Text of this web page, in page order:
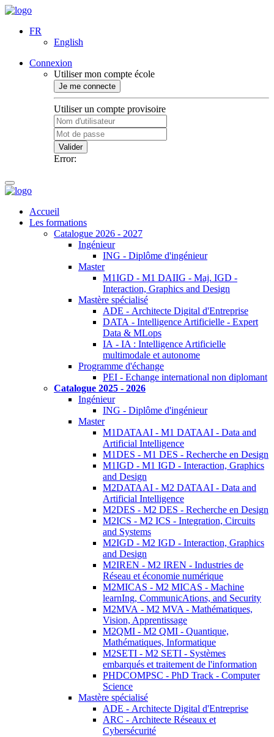
FR
English
Connexion
Utiliser mon compte école
Je me connecte
Utiliser un compte provisoire
Valider
Error:
Accueil
Les formations
Catalogue 2026 - 2027
Ingénieur
ING - Diplôme d'ingénieur
Master
M1IGD - M1 DAIIG - Maj. IGD -
Interaction, Graphics and Design
Mastère spécialisé
ADE - Architecte Digital d'Entreprise
DATA - Intelligence Artificielle - Expert
Data & MLops
IA - IA : Intelligence Artificielle
multimodale et autonome
Programme d'échange
PEI - Echange international non diplomant
Catalogue 2025 - 2026
Ingénieur
ING - Diplôme d'ingénieur
Master
M1DATAAI - M1 DATAAI - Data and
Artificial Intelligence
M1DES - M1 DES - Recherche en Design
M1IGD - M1 IGD - Interaction, Graphics
and Design
M2DATAAI - M2 DATAAI - Data and
Artificial Intelligence
M2DES - M2 DES - Recherche en Design
M2ICS - M2 ICS - Integration, Circuits
and Systems
M2IGD - M2 IGD - Interaction, Graphics
and Design
M2IREN - M2 IREN - Industries de
Réseau et économie numérique
M2MICAS - M2 MICAS - Machine
learnIng, CommunicAtions, and Security
M2MVA - M2 MVA - Mathématiques,
Vision, Apprentissage
M2QMI - M2 QMI - Quantique,
Mathématiques, Informatique
M2SETI - M2 SETI - Systèmes
embarqués et traitement de l'information
PHDCOMPSC - PhD Track - Computer
Science
Mastère spécialisé
ADE - Architecte Digital d'Entreprise
ARC - Architecte Réseaux et
Cybersécurité